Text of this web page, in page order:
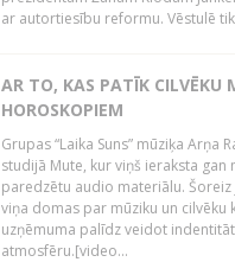
ar autortiesību reformu. Vēstulē
AR TO, KAS PATĪK CILVĒKU
HOROSKOPIEM
Grupas “Laika Suns” mūziķa Arņa
studijā Mute, kur viņš ieraksta
paredzētu audio materiālu.
viņa domas par mūziku un cilvēku
uzņēmuma palīdz veidot
atmosfēru.[video...